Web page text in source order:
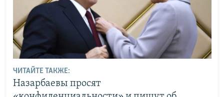
ЧИТАЙТЕ ТАКЖЕ:
Назарбаевы просят